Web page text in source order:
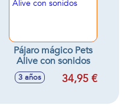
Pájaro mágico Pets
Alive con sonidos
3 años 34,95 €